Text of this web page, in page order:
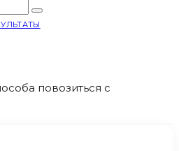
повозиться с